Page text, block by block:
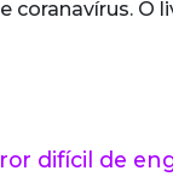
O
difícil de